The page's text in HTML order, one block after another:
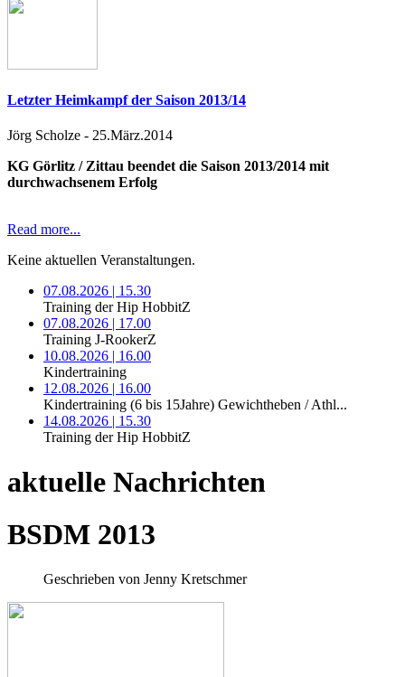
Letzter Heimkampf der Saison 2013/14
Jörg Scholze - 25.März.2014
KG Görlitz / Zittau beendet die Saison 2013/2014 mit
durchwachsenem Erfolg
Read more...
Keine aktuellen Veranstaltungen.
07.08.2026 | 15.30
Training der Hip HobbitZ
07.08.2026 | 17.00
Training J-RookerZ
10.08.2026 | 16.00
Kindertraining
12.08.2026 | 16.00
Kindertraining (6 bis 15Jahre) Gewichtheben / Athl...
14.08.2026 | 15.30
Training der Hip HobbitZ
aktuelle Nachrichten
BSDM 2013
Geschrieben von Jenny Kretschmer